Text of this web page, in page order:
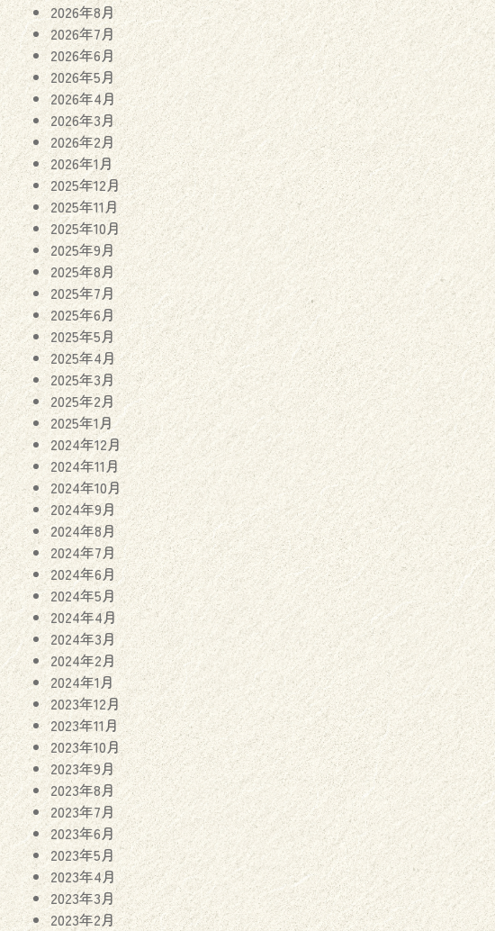
2026年8月
2026年7月
2026年6月
2026年5月
2026年4月
2026年3月
2026年2月
2026年1月
2025年12月
2025年11月
2025年10月
2025年9月
2025年8月
2025年7月
2025年6月
2025年5月
2025年4月
2025年3月
2025年2月
2025年1月
2024年12月
2024年11月
2024年10月
2024年9月
2024年8月
2024年7月
2024年6月
2024年5月
2024年4月
2024年3月
2024年2月
2024年1月
2023年12月
2023年11月
2023年10月
2023年9月
2023年8月
2023年7月
2023年6月
2023年5月
2023年4月
2023年3月
2023年2月